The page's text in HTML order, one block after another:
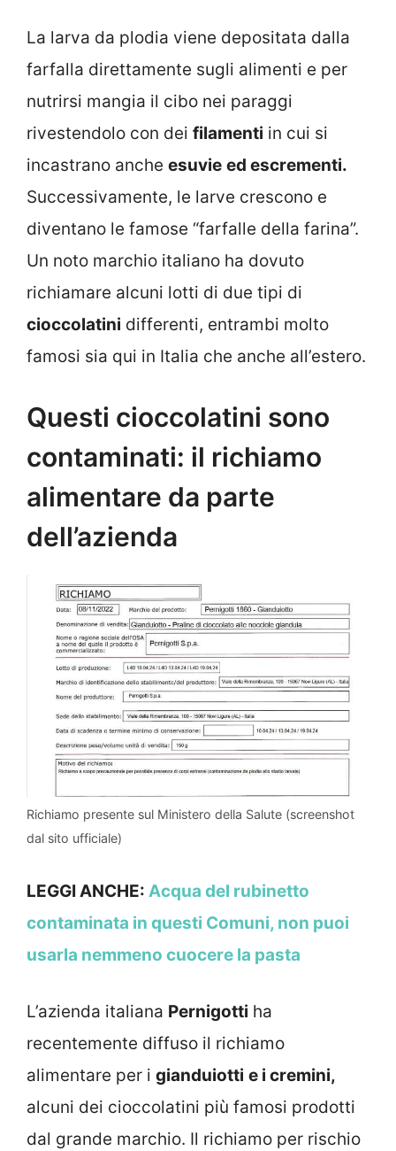
La larva da plodia viene depositata dalla
farfalla direttamente sugli alimenti e per
nutrirsi mangia il cibo nei paraggi
rivestendolo con dei filamenti in cui si
incastrano anche esuvie ed escrementi.
Successivamente, le larve crescono e
diventano le famose “farfalle della farina”.
Un noto marchio italiano ha dovuto
richiamare alcuni lotti di due tipi di
cioccolatini differenti, entrambi molto
famosi sia qui in Italia che anche all’estero.
Questi cioccolatini sono
contaminati: il richiamo
alimentare da parte
dell’azienda
Richiamo presente sul Ministero della Salute (screenshot
dal sito ufficiale)
LEGGI ANCHE: Acqua del rubinetto
contaminata in questi Comuni, non puoi
usarla nemmeno cuocere la pasta
L’azienda italiana Pernigotti ha
recentemente diffuso il richiamo
alimentare per i gianduiotti e i cremini,
alcuni dei cioccolatini più famosi prodotti
dal grande marchio. Il richiamo per rischio